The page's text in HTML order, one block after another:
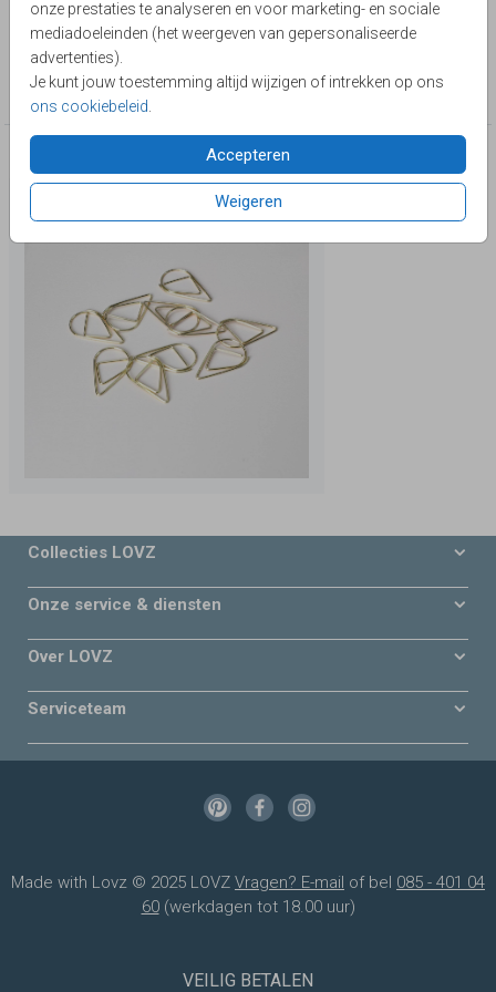
onze prestaties te analyseren en voor marketing- en sociale
mediadoeleinden (het weergeven van gepersonaliseerde
advertenties).
Je kunt jouw toestemming altijd wijzigen of intrekken op ons
ons cookiebeleid
Accepteren
Weigeren
zelf in elkaar.
JilleJille
Collectie
Rechthoek labelkaarten trouwen
Deze producten zijn wellicht ook iets voor je
Collecties LOVZ
Onze service & diensten
Over LOVZ
Serviceteam
Made with Lovz © 2025 LOVZ Vragen? E-mail of bel 085 - 401 04
60(werkdagen tot 18.00 uur)
VEILIG BETALEN